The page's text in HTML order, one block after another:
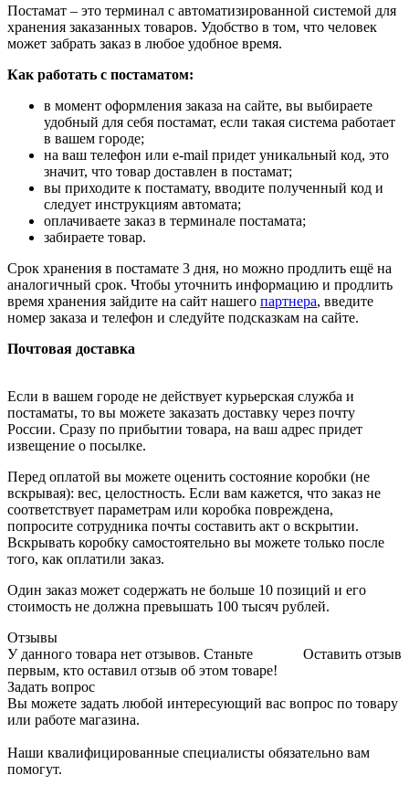
Постамат – это терминал с автоматизированной системой для
хранения заказанных товаров. Удобство в том, что человек
может забрать заказ в любое удобное время.
Как работать с постаматом:
в момент оформления заказа на сайте, вы выбираете
удобный для себя постамат, если такая система работает
в вашем городе;
на ваш телефон или e-mail придет уникальный код, это
значит, что товар доставлен в постамат;
вы приходите к постамату, вводите полученный код и
следует инструкциям автомата;
оплачиваете заказ в терминале постамата;
забираете товар.
Срок хранения в постамате 3 дня, но можно продлить ещё на
аналогичный срок. Чтобы уточнить информацию и продлить
время хранения зайдите на сайт нашего партнера, введите
номер заказа и телефон и следуйте подсказкам на сайте.
Почтовая доставка
Если в вашем городе не действует курьерская служба и
постаматы, то вы можете заказать доставку через почту
России. Сразу по прибытии товара, на ваш адрес придет
извещение о посылке.
Перед оплатой вы можете оценить состояние коробки (не
вскрывая): вес, целостность. Если вам кажется, что заказ не
соответствует параметрам или коробка повреждена,
попросите сотрудника почты составить акт о вскрытии.
Вскрывать коробку самостоятельно вы можете только после
того, как оплатили заказ.
Один заказ может содержать не больше 10 позиций и его
стоимость не должна превышать 100 тысяч рублей.
Отзывы
Оставить отзыв
У данного товара нет отзывов. Станьте
первым, кто оставил отзыв об этом товаре!
Задать вопрос
Вы можете задать любой интересующий вас вопрос по товару
или работе магазина.
Наши квалифицированные специалисты обязательно вам
помогут.